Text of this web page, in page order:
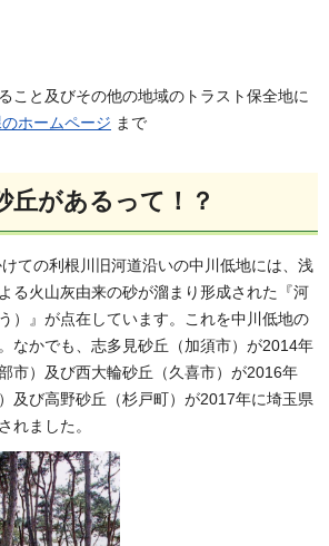
こと及びその他の地域のトラスト保全地に
ホームページ まで
丘があるって！？
ての利根川旧河道沿いの中川低地には、浅
る火山灰由来の砂が溜まり形成された『河
）』が点在しています。これを中川低地の
なかでも、志多見砂丘（加須市）が2014年
市）及び西大輪砂丘（久喜市）が2016年
及び高野砂丘（杉戸町）が2017年に埼玉県
れました。